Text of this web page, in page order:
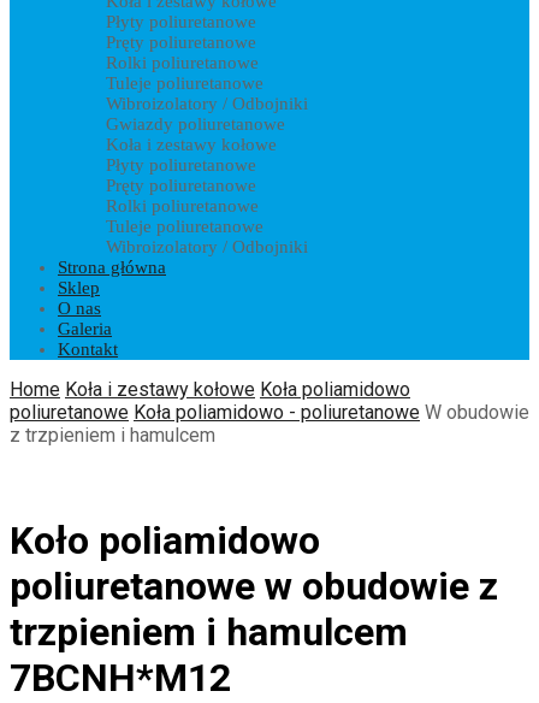
Płyty poliuretanowe
Pręty poliuretanowe
Rolki poliuretanowe
Tuleje poliuretanowe
Wibroizolatory / Odbojniki
Gwiazdy poliuretanowe
Koła i zestawy kołowe
Płyty poliuretanowe
Pręty poliuretanowe
Rolki poliuretanowe
Tuleje poliuretanowe
Wibroizolatory / Odbojniki
Strona główna
Sklep
O nas
Galeria
Kontakt
Home Koła i zestawy kołowe Koła poliamidowo
poliuretanowe Koła poliamidowo - poliuretanowe W obudowie
z trzpieniem i hamulcem
Koło poliamidowo
poliuretanowe w obudowie z
trzpieniem i hamulcem
7BCNH*M12